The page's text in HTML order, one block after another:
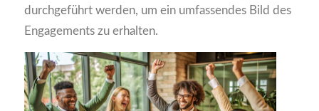
durchgeführt werden, um ein umfassendes Bild des
Engagements zu erhalten.